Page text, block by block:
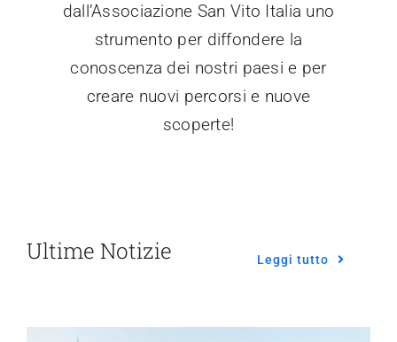
dall’Associazione San Vito Italia uno
strumento per diffondere la
conoscenza dei nostri paesi e per
creare nuovi percorsi e nuove
scoperte!
Ultime Notizie Leggi tutto